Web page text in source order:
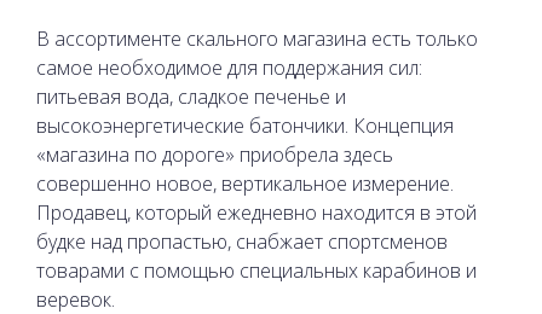
В ассортименте скального магазина есть только
самое необходимое для поддержания сил:
питьевая вода, сладкое печенье и
высокоэнергетические батончики. Концепция
«магазина по дороге» приобрела здесь
совершенно новое, вертикальное измерение.
Продавец, который ежедневно находится в этой
будке над пропастью, снабжает спортсменов
товарами с помощью специальных карабинов и
веревок.